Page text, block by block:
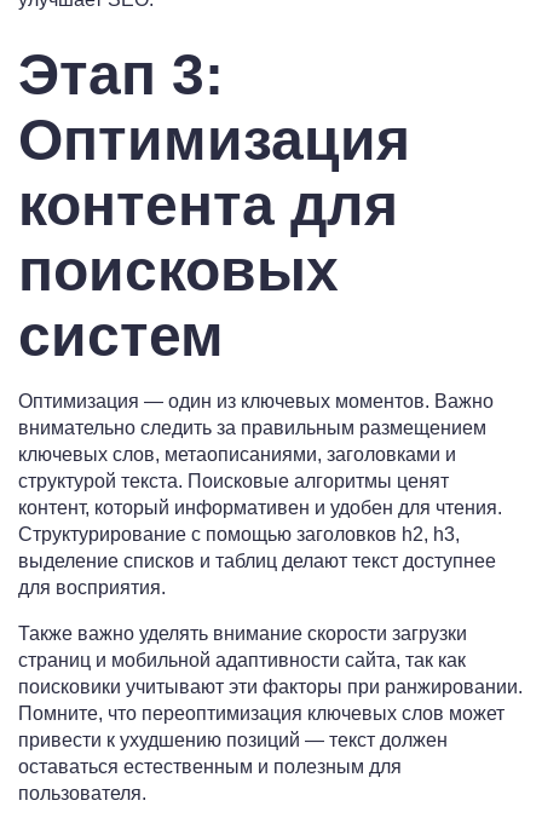
Этап 3:
Оптимизация
контента для
поисковых
систем
Оптимизация — один из ключевых моментов. Важно
внимательно следить за правильным размещением
ключевых слов, метаописаниями, заголовками и
структурой текста. Поисковые алгоритмы ценят
контент, который информативен и удобен для чтения.
Структурирование с помощью заголовков h2, h3,
выделение списков и таблиц делают текст доступнее
для восприятия.
Также важно уделять внимание скорости загрузки
страниц и мобильной адаптивности сайта, так как
поисковики учитывают эти факторы при ранжировании.
Помните, что переоптимизация ключевых слов может
привести к ухудшению позиций — текст должен
оставаться естественным и полезным для
пользователя.